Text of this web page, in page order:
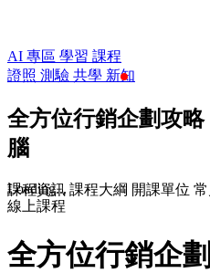
AI 專區 學習 課程
證照 測驗 共學 新知
全方位行銷企劃攻
腦
課程資訊 課程大綱 開課單位
Loading...
線上課程
全方位行銷企